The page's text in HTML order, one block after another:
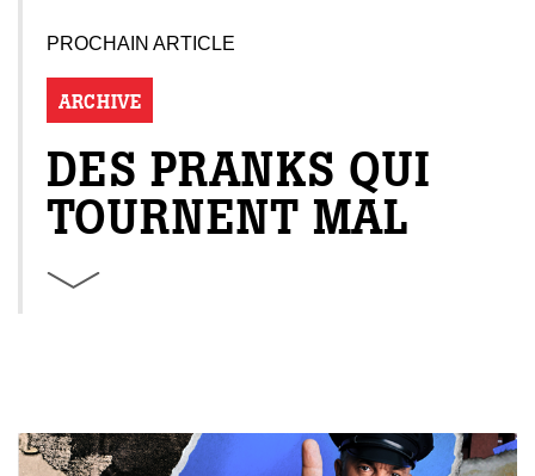
PROCHAIN ARTICLE
ARCHIVE
DES PRANKS QUI
TOURNENT MAL